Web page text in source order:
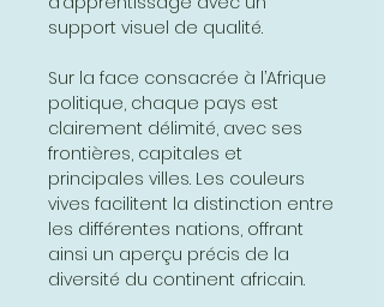
support visuel de qualité.
Sur la face consacrée à l’Afrique
politique, chaque pays est
clairement délimité, avec ses
frontières, capitales et
principales villes. Les couleurs
vives facilitent la distinction entre
les différentes nations, offrant
ainsi un aperçu précis de la
diversité du continent africain.